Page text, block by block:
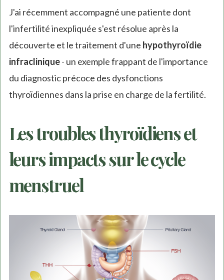
J'ai récemment accompagné une patiente dont
l'infertilité inexpliquée s'est résolue après la
découverte et le traitement d'une hypothyroïdie
infraclinique- un exemple frappant de l'importance
du diagnostic précoce des dysfonctions
thyroïdiennes dans la prise en charge de la fertilité.
Les troubles thyroïdiens et
leurs impacts sur le cycle
menstruel